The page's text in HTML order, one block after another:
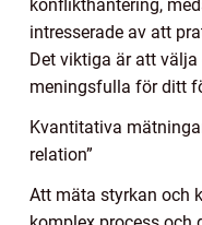
konflikthantering,
intresserade av att
Det viktiga är att
meningsfulla för ditt
Kvantitativa
relation”
Att mäta styrkan och